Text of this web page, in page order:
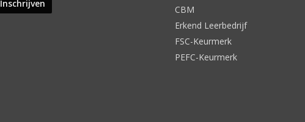
CBM
Erkend Leerbedrijf
FSC-Keurmerk
PEFC-Keurmerk